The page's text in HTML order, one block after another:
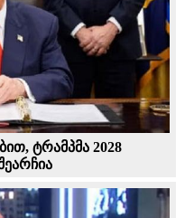
ტრამპმა 2028